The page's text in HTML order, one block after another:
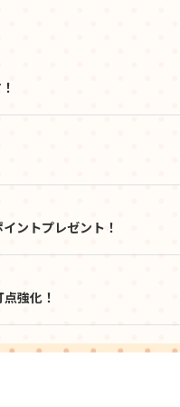
ントプレゼント！
強化！